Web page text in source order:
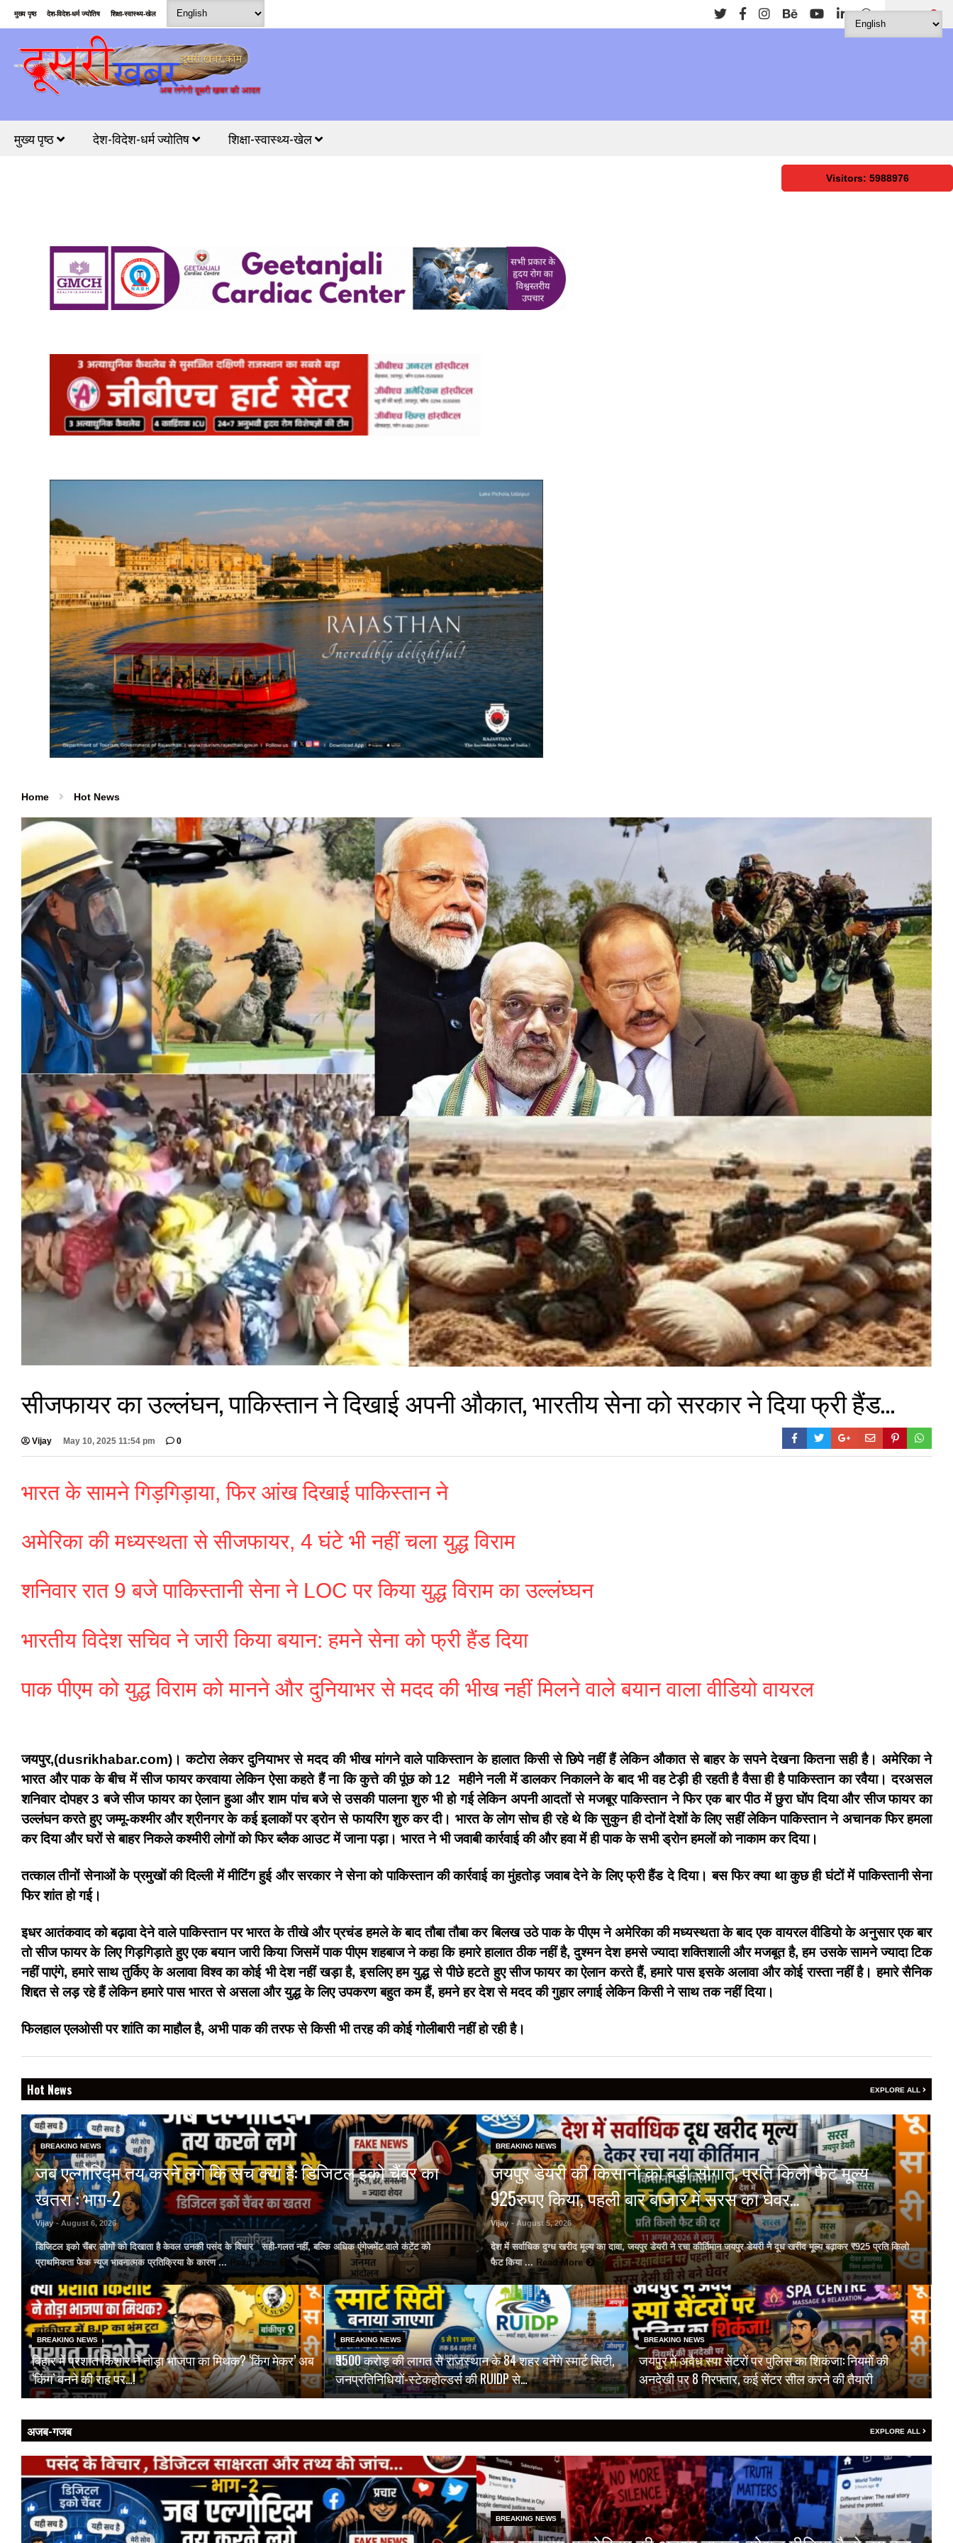
मुख्य पृष्ठ देश-विदेश-धर्म ज्योतिष शिक्षा-स्वास्थ्य-खेल
मुख्य पृष्ठ देश-विदेश-धर्म ज्योतिष शिक्षा-स्वास्थ्य-खेल
Visitors: 5988976
Home Hot News
सीजफायर का उल्लंघन, पाकिस्तान ने दिखाई अपनी औकात, भारतीय सेना को सरकार ने दिया फ्री हैंड…
Vijay May 10, 2025 11:54 pm 0
भारत के सामने गिड़गिड़ाया, फिर आंख दिखाई पाकिस्तान ने
अमेरिका की मध्यस्थता से सीजफायर, 4 घंटे भी नहीं चला युद्ध विराम
शनिवार रात 9 बजे पाकिस्तानी सेना ने LOC पर किया युद्ध विराम का उल्लंघ्घन
भारतीय विदेश सचिव ने जारी किया बयान: हमने सेना को फ्री हैंड दिया
पाक पीएम को युद्ध विराम को मानने और दुनियाभर से मदद की भीख नहीं मिलने वाले बयान वाला वीडियो वायरल
जयपुर,(dusrikhabar.com)। कटोरा लेकर दुनियाभर से मदद की भीख मांगने वाले पाकिस्तान के हालात किसी से छिपे नहीं हैं लेकिन औकात से बाहर के सपने देखना कितना सही है। अमेरिका ने
भारत और पाक के बीच में सीज फायर करवाया लेकिन ऐसा कहते हैं ना कि कुत्ते की पूंछ को 12 महीने नली में डालकर निकालने के बाद भी वह टेड़ी ही रहती है वैसा ही है पाकिस्तान का रवैया। दरअसल
शनिवार दोपहर 3 बजे सीज फायर का ऐलान हुआ और शाम पांच बजे से उसकी पालना शुरु भी हो गई लेकिन अपनी आदतों से मजबूर पाकिस्तान ने फिर एक बार पीठ में छुरा घोंप दिया और सीज फायर का
उल्लंघन करते हुए जम्मू-कश्मीर और श्रीनगर के कई इलाकों पर ड्रोन से फायरिंग शुरु कर दी। भारत के लोग सोच ही रहे थे कि सुकुन ही दोनों देशों के लिए सहीं लेकिन पाकिस्तान ने अचानक फिर हमला
कर दिया और घरों से बाहर निकले कश्मीरी लोगों को फिर ब्लैक आउट में जाना पड़ा। भारत ने भी जवाबी कार्रवाई की और हवा में ही पाक के सभी ड्रोन हमलों को नाकाम कर दिया।
तत्काल तीनों सेनाओं के प्रमुखों की दिल्ली में मीटिंग हुई और सरकार ने सेना को पाकिस्तान की कार्रवाई का मुंहतोड़ जवाब देने के लिए फ्री हैंड दे दिया। बस फिर क्या था कुछ ही घंटों में पाकिस्तानी सेना
फिर शांत हो गई।
इधर आतंकवाद को बढ़ावा देने वाले पाकिस्तान पर भारत के तीखे और प्रचंड हमले के बाद तौबा तौबा कर बिलख उठे पाक के पीएम ने अमेरिका की मध्यस्थता के बाद एक वायरल वीडियो के अनुसार एक बार
तो सीज फायर के लिए गिड़गिड़ाते हुए एक बयान जारी किया जिसमें पाक पीएम शहबाज ने कहा कि हमारे हालात ठीक नहीं है, दुश्मन देश हमसे ज्यादा शक्तिशाली और मजबूत है, हम उसके सामने ज्यादा टिक
नहीं पाएंगे, हमारे साथ तुर्किए के अलावा विश्व का कोई भी देश नहीं खड़ा है, इसलिए हम युद्ध से पीछे हटते हुए सीज फायर का ऐलान करते हैं, हमारे पास इसके अलावा और कोई रास्ता नहीं है। हमारे सैनिक
शिद्दत से लड़ रहे हैं लेकिन हमारे पास भारत से असला और युद्ध के लिए उपकरण बहुत कम हैं, हमने हर देश से मदद की गुहार लगाई लेकिन किसी ने साथ तक नहीं दिया।
फिलहाल एलओसी पर शांति का माहौल है, अभी पाक की तरफ से किसी भी तरह की कोई गोलीबारी नहीं हो रही है।
Hot News EXPLORE ALL
BREAKING NEWS
जब एल्गोरिद्म तय करने लगे कि सच क्या है: डिजिटल इको चैंबर का
खतरा : भाग-2
Vijay - August 6, 2026
डिजिटल इको चैंबर लोगों को दिखाता है केवल उनकी पसंद के विचार सही-गलत नहीं, बल्कि अधिक एंगेजमेंट वाले कंटेंट को
प्राथमिकता फेक न्यूज भावनात्मक प्रतिक्रिया के कारण ... Read More
BREAKING NEWS
जयपुर डेयरी की किसानों को बड़ी सौगात, प्रति किलो फैट मूल्य
925रुपए किया, पहली बार बाजार में सरस का घेवर…
Vijay - August 5, 2026
देश में सर्वाधिक दुग्ध खरीद मूल्य का दावा, जयपुर डेयरी ने रचा कीर्तिमान जयपुर डेयरी ने दूध खरीद मूल्य बढ़ाकर ₹925 प्रति किलो
फैट किया ... Read More
BREAKING NEWS
बिहार में प्रशांत किशोर ने तोड़ा भाजपा का मिथक? ‘किंग मेकर’ अब
‘किंग’ बनने की राह पर…!
BREAKING NEWS
₹9500 करोड़ की लागत से राजस्थान के 84 शहर बनेंगे स्मार्ट सिटी,
जनप्रतिनिधियों-स्टेकहोल्डर्स की RUIDP से…
BREAKING NEWS
जयपुर में अवैध स्पा सेंटरों पर पुलिस का शिकंजा: नियमों की
अनदेखी पर 8 गिरफ्तार, कई सेंटर सील करने की तैयारी
अजब-गजब EXPLORE ALL
BREAKING NEWS